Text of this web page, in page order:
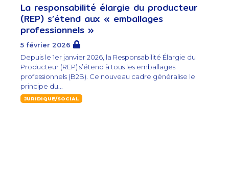
La responsabilité élargie du producteur
(REP) s’étend aux « emballages
professionnels »
5 février 2026
Depuis le 1er janvier 2026, la Responsabilité Élargie du
Producteur (REP) s’étend à tous les emballages
professionnels (B2B). Ce nouveau cadre généralise le
principe du...
JURIDIQUE/SOCIAL